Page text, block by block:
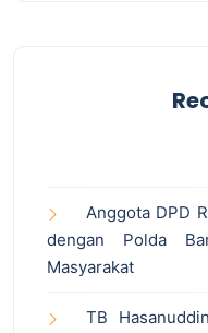
Anggota DPD
dengan Polda
Masyarakat
TB